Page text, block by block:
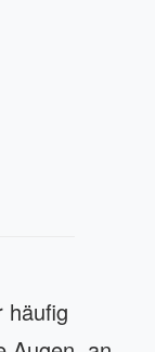
häufig